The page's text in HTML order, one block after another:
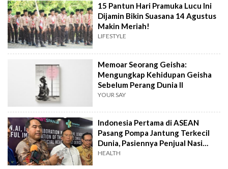
15 Pantun Hari Pramuka Lucu Ini
Dijamin Bikin Suasana 14 Agustus
Makin Meriah!
LIFESTYLE
Memoar Seorang Geisha:
Mengungkap Kehidupan Geisha
Sebelum Perang Dunia II
YOUR SAY
Indonesia Pertama di ASEAN
Pasang Pompa Jantung Terkecil
Dunia, Pasiennya Penjual Nasi
Uduk
HEALTH